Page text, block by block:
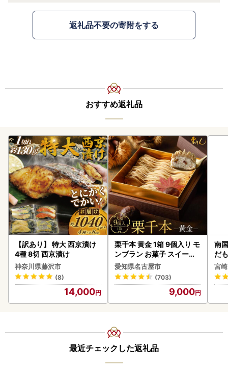
返礼品不要の寄附をする
おすすめ返礼品
【訳あり】 特大 西京漬け
4種 8切 西京漬け
神奈川県藤沢市
(8)
14,000
栗千本 黄金 1箱 9個入り モ
ンブラン お菓子 スイーツ
デザート モンブラン 人気
愛知県名古屋市
(703)
9,000
南
だ
ス
宮
最近チェックした返礼品